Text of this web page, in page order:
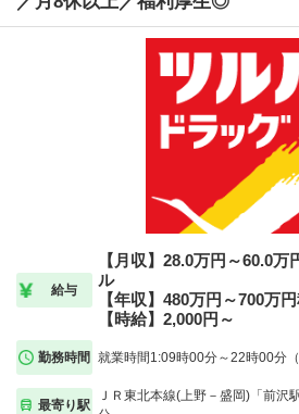
給与
【月収】28.0万円～60.0
ル
【年収】480万円～700万
【時給】2,000円～
勤務時間 就業時間1:09時00分～22時00分（
最寄り駅
ＪＲ東北本線(上野－盛岡)「前沢